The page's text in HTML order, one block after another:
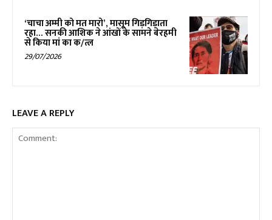
‘चाचा अम्मी को मत मारो’, मासूम गिड़गिड़ाता
रहा… सनकी आशिक ने आंखों के सामने बेरहमी
से किया मां का क/त्ल
29/07/2026
LEAVE A REPLY